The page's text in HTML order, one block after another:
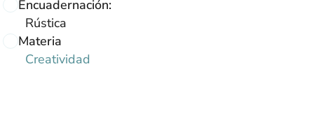
Encuadernación:
Rústica
Materia
Creatividad